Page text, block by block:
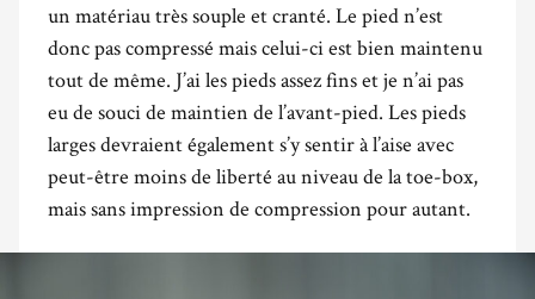
un matériau très souple et cranté. Le pied n’est
donc pas compressé mais celui-ci est bien maintenu
tout de même. J’ai les pieds assez fins et je n’ai pas
eu de souci de maintien de l’avant-pied. Les pieds
larges devraient également s’y sentir à l’aise avec
peut-être moins de liberté au niveau de la toe-box,
mais sans impression de compression pour autant.